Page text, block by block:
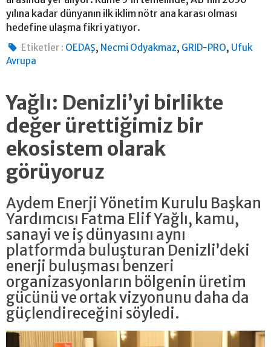
yılına kadar dünyanın ilk iklim nötr ana karası olması
hedefine ulaşma fikri yatıyor.
Etiketler : OEDAŞ, Necmi Odyakmaz, GRID-PRO, Ufuk
Avrupa
Yağlı: Denizli’yi birlikte
değer ürettiğimiz bir
ekosistem olarak
görüyoruz
Aydem Enerji Yönetim Kurulu Başkan
Yardımcısı Fatma Elif Yağlı, kamu,
sanayi ve iş dünyasını aynı
platformda buluşturan Denizli’deki
enerji buluşması benzeri
organizasyonların bölgenin üretim
gücünü ve ortak vizyonunu daha da
güçlendireceğini söyledi.